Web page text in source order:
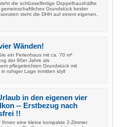
die schlüsselfertige Doppelhaushälfte
Grundstück beider
steht die DHH auf einem eigenen,
Wänden!
ein Ferienhaus mit ca. 70 m²
der 90er Jahre als
pflegeleichten Grundstück mit
ruhiger Lage inmitten idyll
in den eigenen vier
-- Erstbezug nach
!!
eine kleine kompakte 2-Zimmer